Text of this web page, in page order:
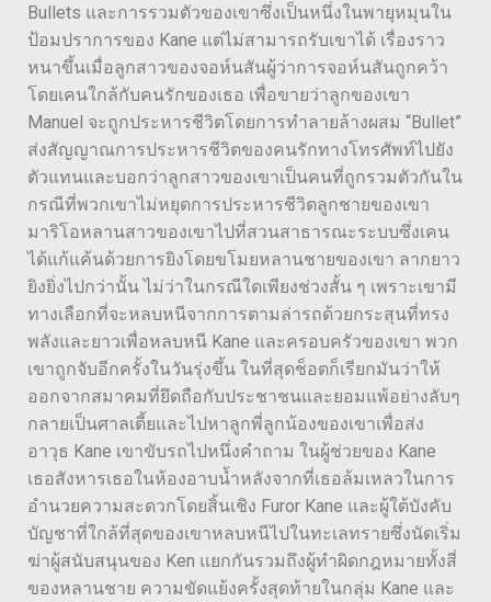
Bullets และการรวมตัวของเขาซึ่งเป็นหนึ่งในพายุหมุนใน
ป้อมปราการของ Kane แต่ไม่สามารถรับเขาได้ เรื่องราว
หนาขึ้นเมื่อลูกสาวของจอห์นสันผู้ว่าการจอห์นสันถูกคว้า
โดยเคนใกล้กับคนรักของเธอ เพื่อขายว่าลูกของเขา
Manuel จะถูกประหารชีวิตโดยการทำลายล้างผสม “Bullet”
ส่งสัญญาณการประหารชีวิตของคนรักทางโทรศัพท์ไปยัง
ตัวแทนและบอกว่าลูกสาวของเขาเป็นคนที่ถูกรวมตัวกันใน
กรณีที่พวกเขาไม่หยุดการประหารชีวิตลูกชายของเขา
มาริโอหลานสาวของเขาไปที่สวนสาธารณะระบบซึ่งเคน
ได้แก้แค้นด้วยการยิงโดยขโมยหลานชายของเขา ลากยาว
ยิงยิ่งไปกว่านั้น ไม่ว่าในกรณีใดเพียงช่วงสั้น ๆ เพราะเขามี
ทางเลือกที่จะหลบหนีจากการตามล่ารถด้วยกระสุนที่ทรง
พลังและยาวเพื่อหลบหนี Kane และครอบครัวของเขา พวก
เขาถูกจับอีกครั้งในวันรุ่งขึ้น ในที่สุดช็อตก็เรียกมันว่าให้
ออกจากสมาคมที่ยึดถือกับประชาชนและยอมแพ้อย่างลับๆ
กลายเป็นศาลเตี้ยและไปหาลูกพี่ลูกน้องของเขาเพื่อส่ง
อาวุธ Kane เขาขับรถไปหนึ่งคำถาม ในผู้ช่วยของ Kane
เธอสังหารเธอในห้องอาบน้ำหลังจากที่เธอล้มเหลวในการ
อำนวยความสะดวกโดยสิ้นเชิง Furor Kane และผู้ใต้บังคับ
บัญชาที่ใกล้ที่สุดของเขาหลบหนีไปในทะเลทรายซึ่งนัดเริ่ม
ฆ่าผู้สนับสนุนของ Ken แยกกันรวมถึงผู้ทำผิดกฎหมายทั้งสี่
ของหลานชาย ความขัดแย้งครั้งสุดท้ายในกลุ่ม Kane และ